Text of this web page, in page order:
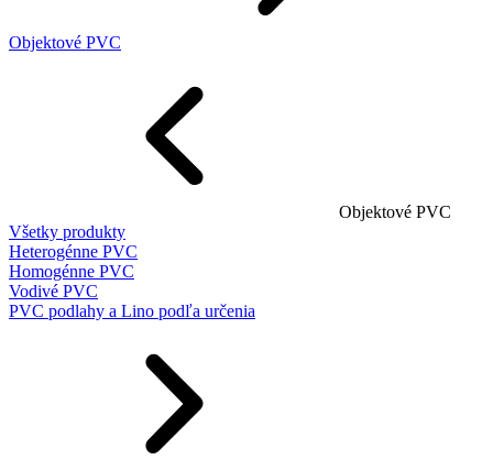
Objektové PVC
Objektové PVC
Všetky produkty
Heterogénne PVC
Homogénne PVC
Vodivé PVC
PVC podlahy a Lino podľa určenia